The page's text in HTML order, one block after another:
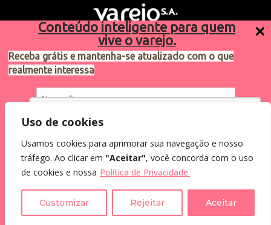
Conteúdo inteligente para quem
vive o varejo.
Receba grátis e mantenha-se atualizado com o que
realmente interessa
Eu concordo em receber comunicações.
Ao informar meus dados, eu concordo com a
Assine a Newsletter
Utilizamos cookies para oferecer melhor
como você interage em nosso site e
personalizar conteúdo.
Uso de cookies
Usamos cookies para aprimorar sua navegação e nosso
tráfego. Ao clicar em "Aceitar", você concorda com o uso
de cookies e nossa Política de Privacidade.
Customizar Rejeitar Aceitar
Sugestões de pauta
2024®. Todos os direitos reservados.